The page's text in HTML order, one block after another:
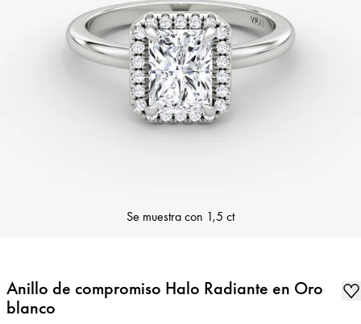
Se muestra con 1,5 ct
Anillo de compromiso Halo Radiante en Oro
blanco